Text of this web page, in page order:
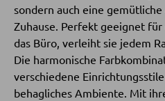
Barhocker
Poufs
Sitzsäcke
sondern auch eine
Zuhause. Perfekt geeignet
das Büro, verleiht sie jedem
Die harmonische
verschiedene
behagliches Ambiente. Mit